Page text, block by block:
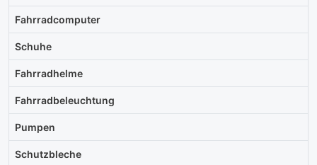
Fahrradcomputer
Schuhe
Fahrradhelme
Fahrradbeleuchtung
Pumpen
Schutzbleche